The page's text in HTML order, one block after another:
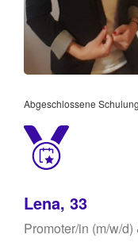
Abgeschlossene
Lena, 33
Promoter/in (m/w/